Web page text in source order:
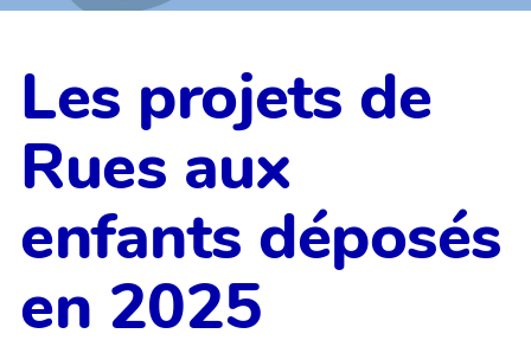
Les projets de
Rues aux
enfants déposés
en 2025